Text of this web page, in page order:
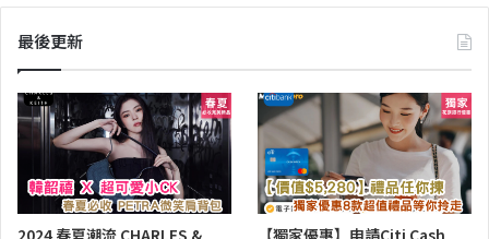
最後更新
2024 春夏潮流 CHARLES &
【獨家優惠】申請Citi Cash